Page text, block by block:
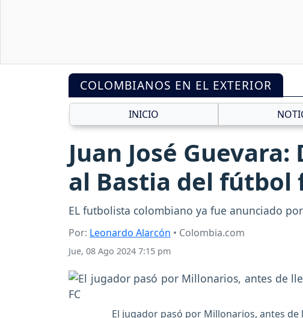
COLOMBIANOS EN EL EXTERIOR
INICIO
Juan José
al Bastia del fútbol
EL futbolista colombiano ya fue anunciado
Por: Leonardo Alarcón • Colombia.com
Jue, 08 Ago 2024 7:15 pm
El jugador pasó por Millonarios, antes de